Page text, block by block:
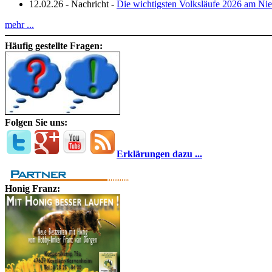
12.02.26 - Nachricht - Die wichtigsten Volksläufe 2026 am
mehr ...
Häufig gestellte Fragen:
Folgen Sie uns:
Erklärungen dazu ...
Honig Franz: